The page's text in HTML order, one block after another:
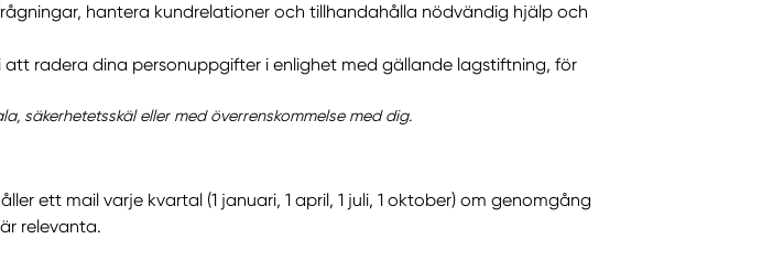
hantera kundrelationer och tillhandahålla nödvändig hjälp och
radera dina personuppgifter i enlighet med gällande lagstiftning, för
säkerhetetsskäl eller med överrenskommelse med dig.
ett mail varje kvartal (1 januari, 1 april, 1 juli, 1 oktober) om genomgång
relevanta.